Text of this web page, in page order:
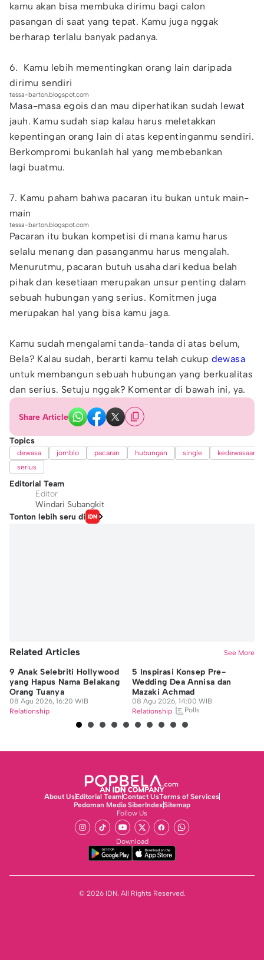
kamu akan bisa membuka dirimu bagi calon
pasangan di saat yang tepat. Kamu juga nggak
berharap terlalu banyak padanya.
6. Kamu lebih mementingkan orang lain daripada
dirimu sendiri
tessa-barton.blogspot.com
Masa-masa egois dan mau diperhatikan sudah lewat
jauh. Kamu sudah siap kalau harus meletakkan
kepentingan orang lain di atas kepentinganmu sendiri.
Berkompromi bukanlah hal yang membebankan
lagi buatmu.
7. Kamu paham bahwa pacaran itu bukan untuk main-
main
tessa-barton.blogspot.com
Pacaran itu bukan kompetisi di mana kamu harus
selalu menang dan pasanganmu harus mengalah.
Menurutmu, pacaran butuh usaha dari kedua belah
pihak dan kesetiaan merupakan unsur penting dalam
sebuah hubungan yang serius. Komitmen juga
merupakan hal yang bisa kamu jaga.
Kamu sudah mengalami tanda-tanda di atas belum,
Bela? Kalau sudah, berarti kamu telah cukup dewasa
untuk membangun sebuah hubungan yang berkualitas
dan serius. Setuju nggak? Komentar di bawah ini, ya.
Share Article
Topics
dewasa jomblo pacaran hubungan single
kedewasaan
serius
Editorial Team
Editor
Windari Subangkit
Tonton lebih seru di
Related Articles See More
9 Anak Selebriti Hollywood
yang Hapus Nama Belakang
Orang Tuanya
08 Agu 2026, 16:20 WIB
Relationship
5 Inspirasi Konsep Pre-
Wedding Dea Annisa dan
Mazaki Achmad
08 Agu 2026, 14:00 WIB
Relationship
Polls
About UsEditorial TeamContact UsTerms of Services
Pedoman Media SiberIndexSitemap
Follow Us
Download
© 2026 IDN. All Rights Reserved.